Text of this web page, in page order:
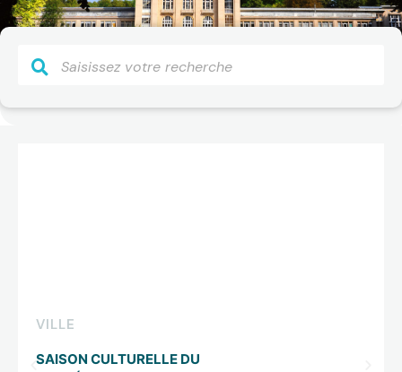
VILLE
SAISON CULTURELLE DU